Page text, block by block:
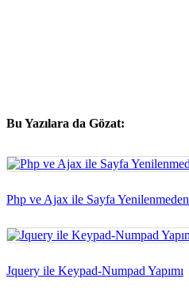
Bu Yazılara da Gözat:
Php ve Ajax ile Sayfa
Jquery ile Keypad-Numpad Yapımı